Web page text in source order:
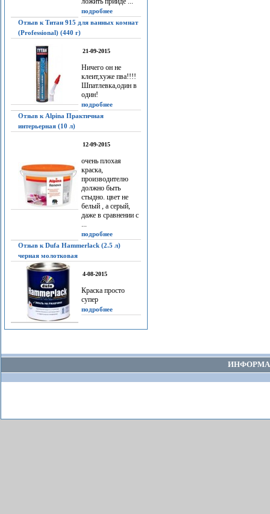
подробнее
Отзыв к Титан 915 для ванных комнат
(Professional) (440 г)
21-09-2015
Ничего он не
клеит,хуже пва!!!!
Шпатлевка,один в
один!
подробнее
Отзыв к Alpina Практичная
интерьерная (10 л)
12-09-2015
очень плохая
краска,
производителю
должно быть
стыдно. цвет не
белый , а серый,
даже в сравнении с
...
подробнее
Отзыв к Dufa Hammerlack (2.5 л)
черная молотковая
4-08-2015
Краска просто
супер
подробнее